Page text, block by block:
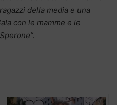
della media e una
con le mamme e le